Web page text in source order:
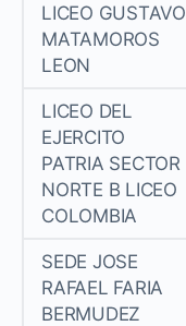
LICEO GUSTAVO
MATAMOROS
LEON
LICEO DEL
EJERCITO
PATRIA SECTOR
NORTE B LICEO
COLOMBIA
SEDE JOSE
RAFAEL FARIA
BERMUDEZ